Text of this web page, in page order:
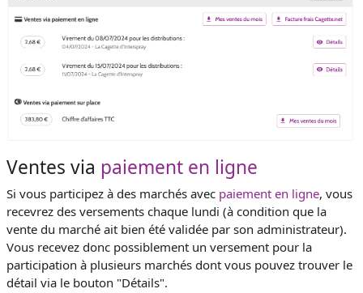
Ventes via paiement en ligne
Si vous participez à des marchés avec paiement en ligne, vous
recevrez des versements chaque lundi (à condition que la
vente du marché ait bien été validée par son administrateur).
Vous recevez donc possiblement un versement pour la
participation à plusieurs marchés dont vous pouvez trouver le
détail via le bouton "Détails".